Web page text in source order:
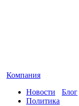
Компания
Новости
Политика
Блог